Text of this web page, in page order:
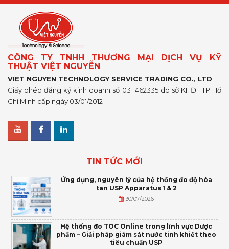
CÔNG TY TNHH THƯƠNG MẠI DỊCH VỤ KỸ
THUẬT VIỆT NGUYỄN
VIET NGUYEN TECHNOLOGY SERVICE TRADING CO., LTD
Giấy phép đăng ký kinh doanh số 0311462335 do sở KHĐT TP Hồ
Chí Minh cấp ngày 03/01/2012
TIN TỨC MỚI
Ứng dụng, nguyên lý của hệ thống đo độ hòa
tan USP Apparatus 1 & 2
30/07/2026
Hệ thống đo TOC Online trong lĩnh vực Dược
phẩm – Giải pháp giám sát nước tinh khiết theo
tiêu chuẩn USP